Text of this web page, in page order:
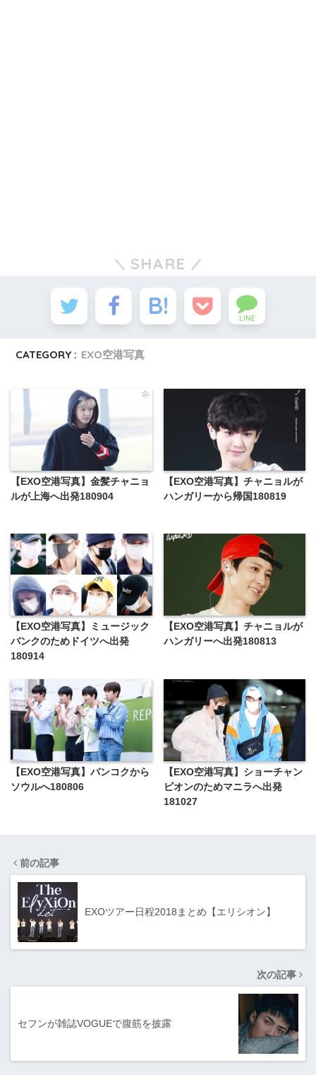
SHARE
LINE
CATEGORY : EXO空港写真
【EXO空港写真】金髪チャニョ
ルが上海へ出発180904
【EXO空港写真】チャニョルが
ハンガリーから帰国180819
【EXO空港写真】ミュージック
バンクのためドイツへ出発
180914
【EXO空港写真】チャニョルが
ハンガリーへ出発180813
【EXO空港写真】バンコクから
ソウルへ180806
【EXO空港写真】ショーチャン
ピオンのためマニラへ出発
181027
前の記事
EXOツアー日程2018まとめ【エリシオン】
次の記事
セフンが雑誌VOGUEで腹筋を披露